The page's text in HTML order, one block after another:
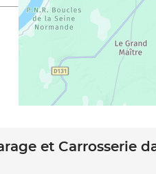
et Carrosserie